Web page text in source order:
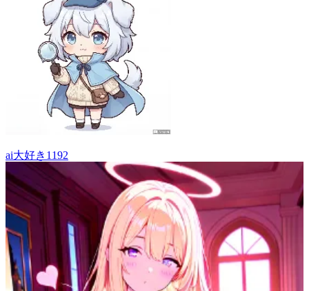
ai大好き1192
63(